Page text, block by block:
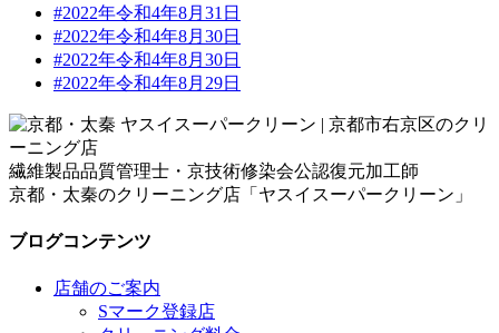
#2022年令和4年8月31日
#2022年令和4年8月30日
#2022年令和4年8月30日
#2022年令和4年8月29日
繊維製品品質管理士・京技術修染会公認復元加工師
京都・太秦のクリーニング店「ヤスイスーパークリーン」
ブログコンテンツ
店舗のご案内
Sマーク登録店